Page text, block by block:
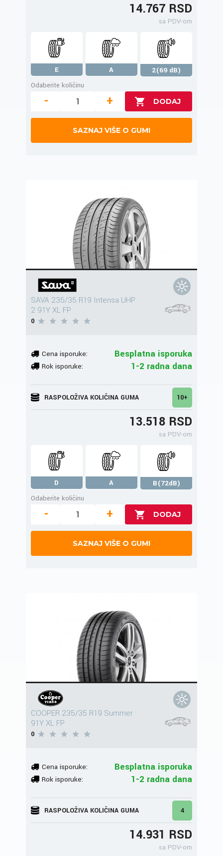
14.767 RSD
sa PDV-om
E A
2(69 dB)
Odaberite količinu
- +
SAZNAJ VIŠE O GUMI
SAVA 235/35 R19 Intensa UHP
2 91Y XL FP
0
Cena isporuke: Besplatna isporuka
Rok isporuke: 1-2 radna dana
RASPOLOŽIVA KOLIČINA GUMA 10+
13.518 RSD
sa PDV-om
D A
B(72dB)
Odaberite količinu
- +
SAZNAJ VIŠE O GUMI
COOPER 235/35 R19 Summer
91Y XL FP
0
Cena isporuke: Besplatna isporuka
Rok isporuke: 1-2 radna dana
RASPOLOŽIVA KOLIČINA GUMA 4
14.931 RSD
sa PDV-om